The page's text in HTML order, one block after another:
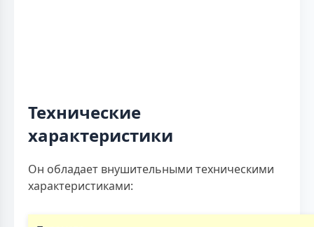
Технические
характеристики
Он обладает внушительными техническими
характеристиками: